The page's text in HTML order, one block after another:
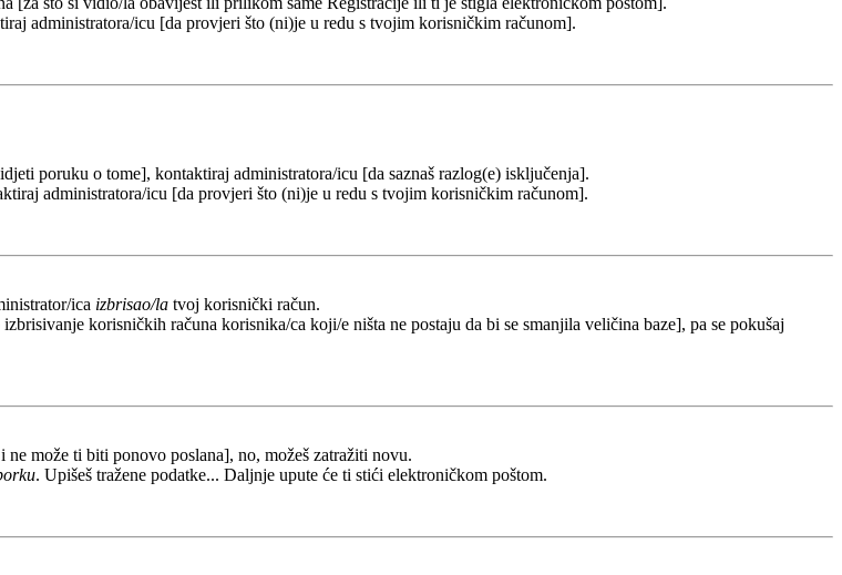
administratora/icu [da provjeri što (ni)je u redu s tvojim korisničkim računom].
poruku o tome], kontaktiraj administratora/icu [da saznaš razlog(e) isključenja].
administratora/icu [da provjeri što (ni)je u redu s tvojim korisničkim računom].
ica izbrisao/la tvoj korisnički račun.
korisničkih računa korisnika/ca koji/e ništa ne postaju da bi se smanjila veličina baze], pa se pokušaj
može ti biti ponovo poslana], no, možeš zatražiti novu.
. Upišeš tražene podatke... Daljnje upute će ti stići elektroničkom poštom.